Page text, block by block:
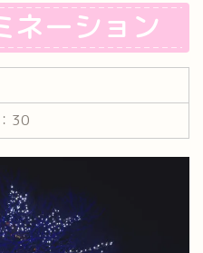
ネーション
30